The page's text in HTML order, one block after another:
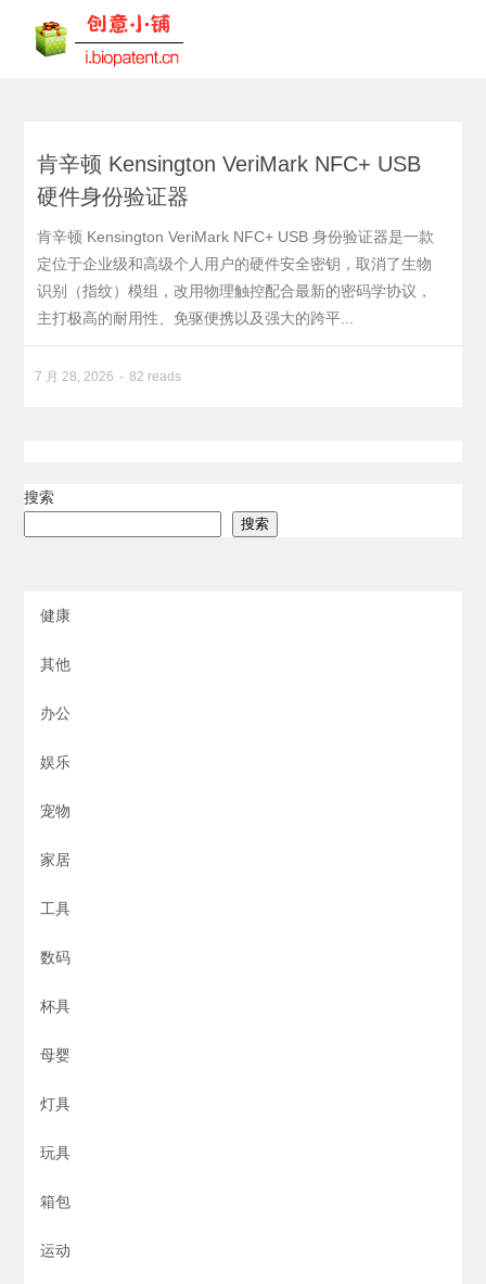
肯辛顿 Kensington VeriMark NFC+ USB
硬件身份验证器
肯辛顿 Kensington VeriMark NFC+ USB 身份验证器是一款
定位于企业级和高级个人用户的硬件安全密钥，取消了生物
识别（指纹）模组，改用物理触控配合最新的密码学协议，
主打极高的耐用性、免驱便携以及强大的跨平...
7 月 28, 2026 82 reads
搜索
搜索
健康
其他
办公
娱乐
宠物
家居
工具
数码
杯具
母婴
灯具
玩具
箱包
运动